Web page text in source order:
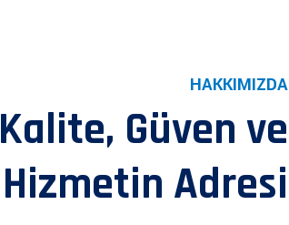
HAKKIMIZDA
Kalite, Güven ve
Hizmetin Adresi